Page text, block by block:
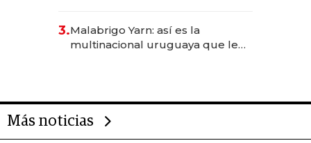
anticipación y prepara apertura
3.Malabrigo Yarn: así es la
multinacional uruguaya que le
Más noticias